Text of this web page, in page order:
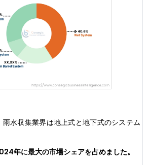
水収集業界は地上式と地下式のシステム
年に最大の市場シェアを占めました。